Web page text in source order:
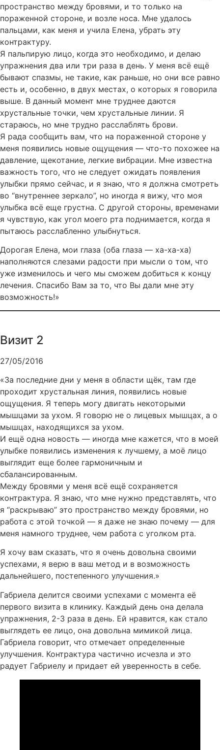
пространство между бровями, и то только на
пораженной стороне, и возле носа. Мне удалось
пальцами, как меня и учила Елена, убрать эту
контрактуру.
Я пальпирую лицо, когда это необходимо, и делаю
упражнения два или три раза в день. У меня всё ещё
бывают спазмы, не такие, как раньше, но они все равно
есть и, особенно, в двух местах, о которых я говорила
выше. В данный момент мне труднее даются
хрустальные точки, чем хрустальные линии. Я
стараюсь, но мне трудно расслаблять брови.
Я рада сообщить вам, что на пораженной стороне у
меня появились новые ощущения — что-то похожее на
давление, щекотание, легкие вибрации. Мне известна
важность того, что не следует ожидать появления
улыбки прямо сейчас, и я знаю, что я должна смотреть
во “внутреннее зеркало”, но иногда я вижу, что моя
улыбка всё еще грустна. С другой стороны, временами
я чувствую, как угол моего рта поднимается, когда я
пытаюсь расслабленно улыбнуться.
Дорогая Елена, мои глаза (оба глаза — ха-ха-ха)
наполняются слезами радости при мысли о том, что
уже изменилось и чего мы сможем добиться к концу
лечения. Спасибо Вам за то, что Вы дали мне эту
возможность!»
Визит 2
27/05/2016
«За последние дни у меня в области щёк, там где
проходит хрустальная линия, появились новые
ощущения. Я теперь могу двигать некоторыми
мышцами за ухом. Я говорю не о лицевых мышцах, а о
мышцах, находящихся за ухом.
И ещё одна новость — иногда мне кажется, что в моей
улыбке появились изменения к лучшему, а моё лицо
выглядит еще более гармоничным и
сбалансированным.
Между бровями у меня всё ещё сохраняется
контрактура. Я знаю, что мне нужно представлять, что
я “раскрываю” это пространство между бровями, но
работа с этой точкой — я даже не знаю почему — для
меня намного труднее, чем работа с уголком рта.
Я хочу вам сказать, что я очень довольна своими
успехами, я верю в ваш метод и в возможность
дальнейшего, постепенного улучшения.»
Габриела делится своими успехами с момента её
первого визита в клинику. Каждый день она делала
упражнения, 2-3 раза в день. Ей нравится, как стало
выглядеть ее лицо, она довольна мимикой лица.
Габриела говорит, что отмечает определенные
улучшения. Контрактура частично исчезла и это
радует Габриелу и придает ей уверенность в себе.